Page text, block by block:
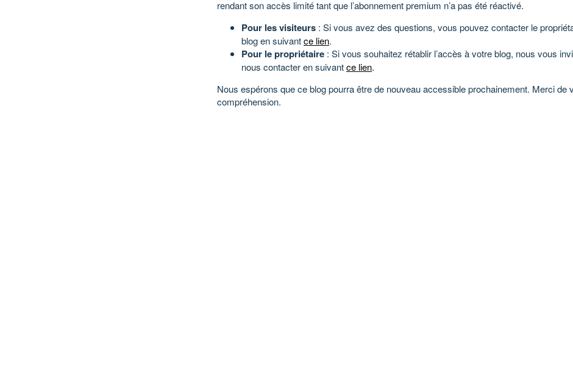
rendant son accès limité tant que l’abonnement premium n’a pas été réactivé.
Pour les visiteurs : Si vous avez des questions, vous pouvez contacter le
blog en suivantce lien.
Pour le propriétaire : Si vous souhaitez rétablir l’accès à votre blog, nous vous
nous contacter en suivantce lien.
Nous espérons que ce blog pourra être de nouveau accessible prochainement. Merci de
compréhension.